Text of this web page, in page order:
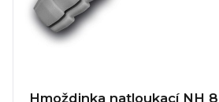
Hmoždinka natloukací NH